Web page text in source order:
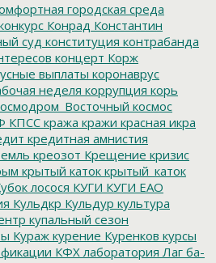
городская среда
Конрад Константин
суд конституция контрабанда
концерт Корж
выплаты коронаврус
неделя коррупция корь
космос
КПСС кража кражи красная икра
кредитная амнистия
креозот Крещение кризис
крытый каток крытый_каток
лосося КУГИ КУГИ ЕАО
Кульдкр Кульдур культура
купальный сезон
Кураж курение Куренков курсы
КФХ лаборатория Лаг ба-